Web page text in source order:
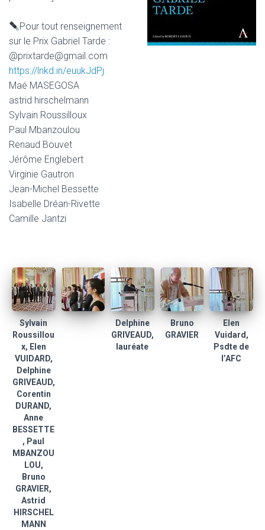
Pour tout renseignement
sur le Prix Gabriel Tarde :
@prixtarde@gmail.com
https://lnkd.in/euukJdPj
Maé MASEGOSA
astrid hirschelmann
Sylvain Roussilloux
Paul Mbanzoulou
Renaud Bouvet
Jérôme Englebert
Virginie Gautron
Jean-Michel Bessette
Isabelle Dréan-Rivette
Camille Jantzi
Sylvain
Roussillou
x, Elen
VUIDARD,
Delphine
GRIVEAUD,
Corentin
DURAND,
Anne
BESSETTE
, Paul
MBANZOU
LOU,
Bruno
GRAVIER,
Astrid
HIRSCHEL
MANN
Delphine
GRIVEAUD,
lauréate
Bruno
GRAVIER
Elen
Vuidard,
Psdte de
l’AFC